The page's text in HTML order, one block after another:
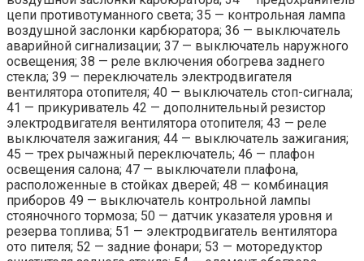
цепи противотуманного света; 35 — контрольная лампа
воздушной заслонки карбюратора; 36 — выключатель
аварийной сигнализации; 37 — выключатель наружного
освещения; 38 — реле включения обогрева заднего
стекла; 39 — переключатель электродвигателя
вентилятора отопителя; 40 — выключатель стоп-сигнала;
41 — прикуриватель 42 — дополнительный резистор
электродвигателя вентилятора отопителя; 43 — реле
выключателя зажигания; 44 — выключатель зажигания;
45 — трех рычажный переключатель; 46 — плафон
освещения салона; 47 — выключатели плафона,
расположенные в стойках дверей; 48 — комбинация
приборов 49 — выключатель контрольной лампы
стояночного тормоза; 50 — датчик указателя уровня и
резерва топлива; 51 — электродвигатель вентилятора
ото пителя; 52 — задние фонари; 53 — моторедуктор